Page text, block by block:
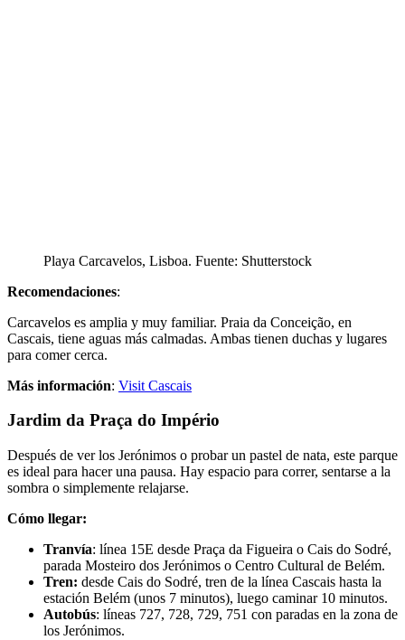
Playa Carcavelos, Lisboa. Fuente: Shutterstock
Recomendaciones:
Carcavelos es amplia y muy familiar. Praia da Conceição, en
Cascais, tiene aguas más calmadas. Ambas tienen duchas y lugares
para comer cerca.
Más información: Visit Cascais
Jardim da Praça do Império
Después de ver los Jerónimos o probar un pastel de nata, este parque
es ideal para hacer una pausa. Hay espacio para correr, sentarse a la
sombra o simplemente relajarse.
Cómo llegar:
Tranvía: línea 15E desde Praça da Figueira o Cais do Sodré,
parada Mosteiro dos Jerónimos o Centro Cultural de Belém.
Tren: desde Cais do Sodré, tren de la línea Cascais hasta la
estación Belém (unos 7 minutos), luego caminar 10 minutos.
Autobús: líneas 727, 728, 729, 751 con paradas en la zona de
los Jerónimos.